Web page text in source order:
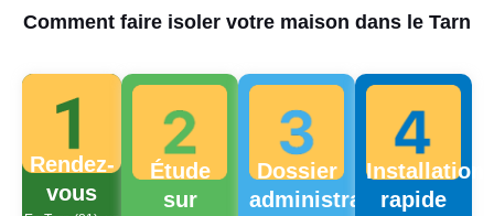
Comment faire isoler votre maison dans le Tarn
Rendez-
vous
Étude
sur
Dossier
administratif
Installation
rapide